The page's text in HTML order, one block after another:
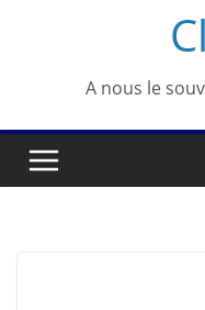
A nous le